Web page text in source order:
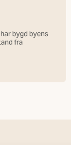
bygd byens
fra